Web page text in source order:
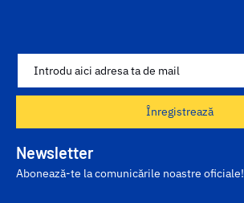
Newsletter
Abonează-te la comunicările noastre oficiale!
Înregistrează